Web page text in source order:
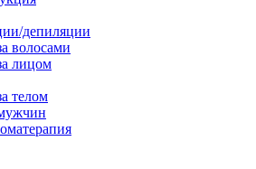
депиляции
волосами
лицом
телом